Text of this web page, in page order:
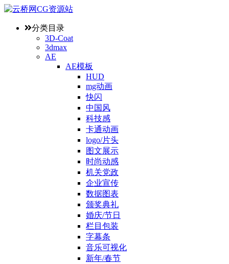
分类目录
3D-Coat
3dmax
AE
AE模板
HUD
mg动画
快闪
中国风
科技感
卡通动画
logo/片头
图文展示
时尚动感
机关党政
企业宣传
数据图表
颁奖典礼
婚庆/节日
栏目包装
字幕条
音乐可视化
新年/春节